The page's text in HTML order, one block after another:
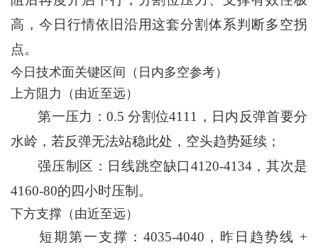
高，今日行情依旧沿用这套分割体系判断多空拐
点。
今日技术面关键区间（日内多空参考）
上方阻力（由近至远）
第一压力：0.5 分割位4111，日内反弹首要分
水岭，若反弹无法站稳此处，空头趋势延续；
强压制区：日线跳空缺口4120-4134，其次是
4160-80的四小时压制。
下方支撑（由近至远）
短期第一支撑：4035-4040，昨日趋势线 +